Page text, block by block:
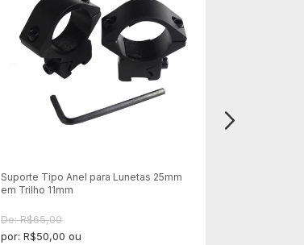
Suporte Tipo Anel para Lunetas 25mm
em Trilho 11mm
De: R$65,00
por: R$50,00 ou